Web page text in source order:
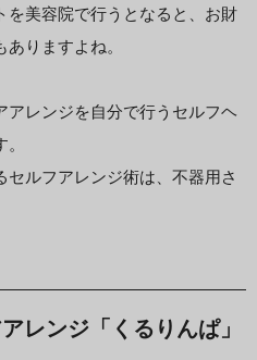
を美容院で行うとなると、お財
りますよね。
アレンジを自分で行うセルフヘ
ルフアレンジ術は、不器用さ
レンジ「くるりんぱ」